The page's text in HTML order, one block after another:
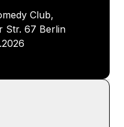
Club,
Str. 67 Berlin